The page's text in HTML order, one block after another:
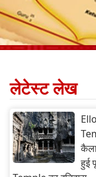
लेटेस्ट लेख
हुई